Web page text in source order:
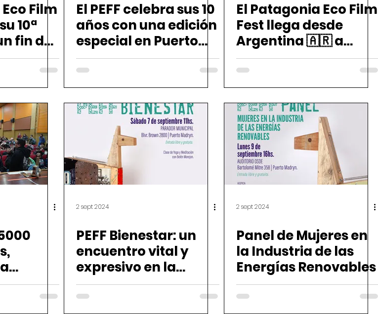
Film
10ª
fin de
cine y
El PEFF celebra sus 10
años con una edición
especial en Puerto
Madryn
El Patagonia Eco Film
Fest llega desde
Argentina 🇦🇷 a
Uruguay 🇺🇾
2 sept 2024
PEFF Bienestar: un
encuentro vital y
expresivo en la
naturaleza
2 sept 2024
Panel de Mujeres en
la Industria de las
Energías Renovables